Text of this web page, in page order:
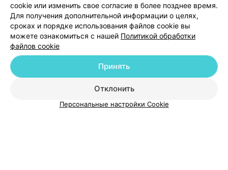
Добавить специалиста
cookie или изменить свое согласие в более позднее время.
Для получения дополнительной информации о целях,
сроках и порядке использования файлов cookie вы
можете ознакомиться с нашей Политикой обработки
файлов cookie
Отклонить
Принять
Персональные настройки Cookie